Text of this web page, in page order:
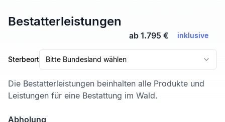
Bestatterleistungen
ab 1.795 € inklusive
Sterbeort Bitte Bundesland wählen
Die Bestatterleistungen beinhalten alle Produkte und
Leistungen für eine Bestattung im Wald.
Abholung